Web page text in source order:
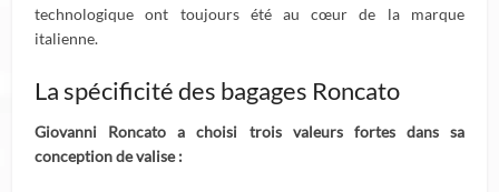
technologique ont toujours été au cœur de la marque
italienne.
La spécificité des bagages Roncato
Giovanni Roncato a choisi trois valeurs fortes dans sa
conception de valise :